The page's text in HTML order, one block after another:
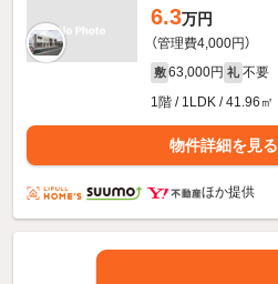
6.3万円
（管理費4,000円）
敷 63,000円 礼 不要
1階 / 1LDK / 41.96㎡
物件詳細を見る
ほか提供